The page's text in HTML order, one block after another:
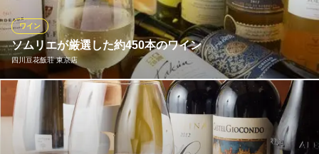
過門香 KITTE丸の内店
斬新な中国料理とワイン
ＪＲ東京駅丸の内南口 徒歩1分
東京都千代田区丸の内2-7-2 JPタワーKITTE6F
ソムリエが厳選した約450本のワイン
四川豆花飯荘 東京店
ワイン
中華料理では珍しくワインにはかなり力を入れてます。約４５０
本のワイン中からお料理に合ったワインを選ぶお手伝いを、常駐
しているソムリエがさせて頂いてます。